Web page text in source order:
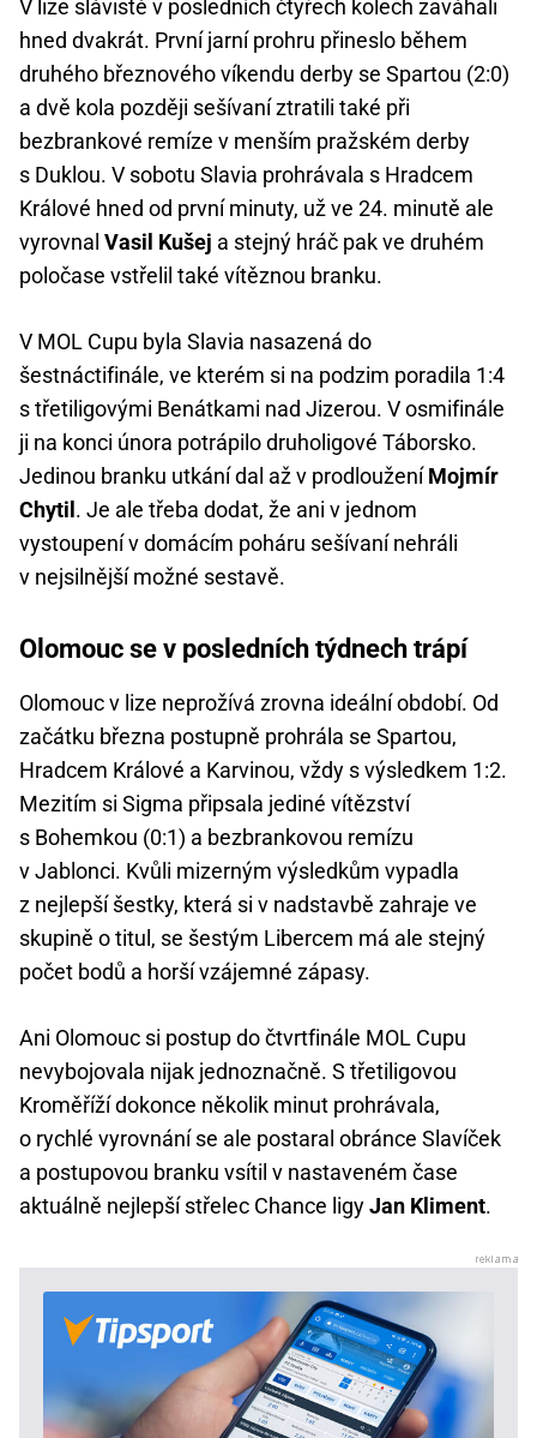
V lize slávisté v posledních čtyřech kolech zaváhali
hned dvakrát. První jarní prohru přineslo během
druhého březnového víkendu derby se Spartou (2:0)
a dvě kola později sešívaní ztratili také při
bezbrankové remíze v menším pražském derby
s Duklou. V sobotu Slavia prohrávala s Hradcem
Králové hned od první minuty, už ve 24. minutě ale
vyrovnal Vasil Kušej a stejný hráč pak ve druhém
poločase vstřelil také vítěznou branku.
V MOL Cupu byla Slavia nasazená do
šestnáctifinále, ve kterém si na podzim poradila 1:4
s třetiligovými Benátkami nad Jizerou. V osmifinále
ji na konci února potrápilo druholigové Táborsko.
Jedinou branku utkání dal až v prodlouženíMojmír
Chytil . Je ale třeba dodat, že ani v jednom
vystoupení v domácím poháru sešívaní nehráli
v nejsilnější možné sestavě.
Olomouc se v posledních týdnech trápí
Olomouc v lize neprožívá zrovna ideální období. Od
začátku března postupně prohrála se Spartou,
Hradcem Králové a Karvinou, vždy s výsledkem 1:2.
Mezitím si Sigma připsala jediné vítězství
s Bohemkou (0:1) a bezbrankovou remízu
v Jablonci. Kvůli mizerným výsledkům vypadla
z nejlepší šestky, která si v nadstavbě zahraje ve
skupině o titul, se šestým Libercem má ale stejný
počet bodů a horší vzájemné zápasy.
Ani Olomouc si postup do čtvrtfinále MOL Cupu
nevybojovala nijak jednoznačně. S třetiligovou
Kroměříží dokonce několik minut prohrávala,
o rychlé vyrovnání se ale postaral obránce Slavíček
a postupovou branku vsítil v nastaveném čase
aktuálně nejlepší střelec Chance ligyJan Kliment.